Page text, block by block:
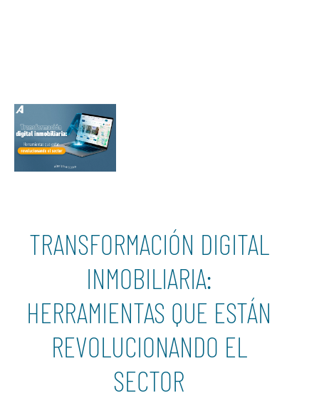
TRANSFORMACIÓN DIGITAL
INMOBILIARIA:
HERRAMIENTAS QUE ESTÁN
REVOLUCIONANDO EL
SECTOR